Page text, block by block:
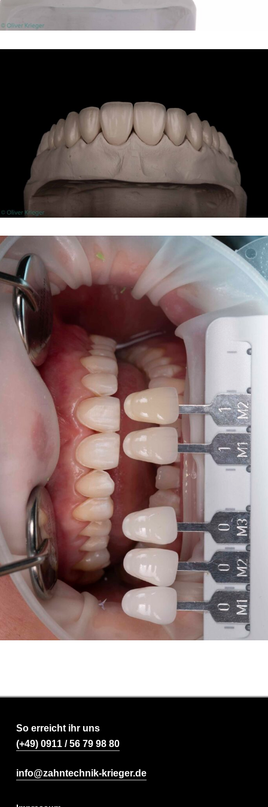
So erreicht ihr uns
(+49) 0911 / 56 79 98 80
info@zahntechnik-krieger.de